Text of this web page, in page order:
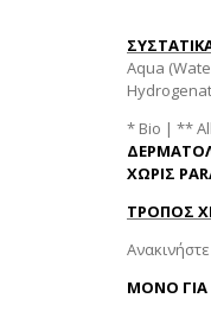
Aqua
* Bio | **
ΧΩΡΙΣ
ΤΡΟΠΟΣ
ΜΟΝΟ ΓΙΑ